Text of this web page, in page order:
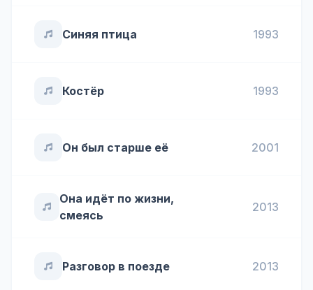
Синяя птица 1993
Костёр 1993
Он был старше её 2001
Она идёт по жизни,
смеясь
2013
Разговор в поезде 2013